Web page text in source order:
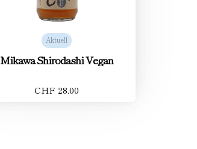
Aktuell
Mikawa Shirodashi Vegan
CHF 28.00